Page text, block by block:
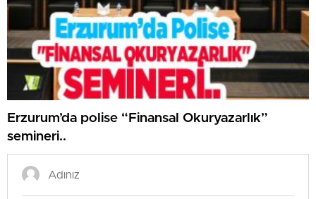
Erzurum’da polise “Finansal Okuryazarlık”
semineri..